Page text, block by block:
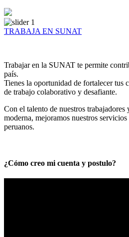
TRABAJA EN SUNAT
Trabajar en la SUNAT te permite
país.
Tienes la oportunidad de fortalecer tus
de trabajo colaborativo y desafiante.
Con el talento de nuestros trabajadores
moderna, mejoramos nuestros
peruanos.
¿Cómo creo mi cuenta y postulo?